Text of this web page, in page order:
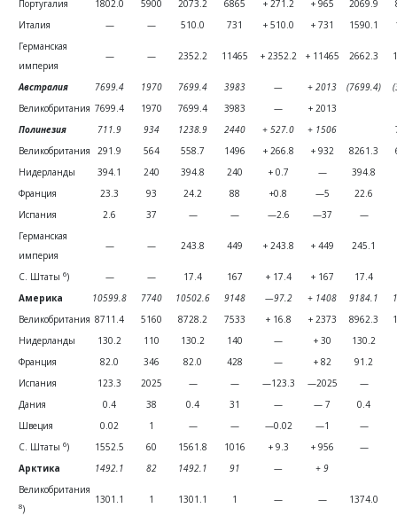
Португалия
1802.0 5900 2073.2 6865 + 271.2 + 965 2069.9
Италия
— — 510.0 731 + 510.0 + 731 1590.1
Германская
империя
— — 2352.2 11465 + 2352.2 + 11465 2662.3
Австралия 7699.4 1970 7699.4 3983 — + 2013 (7699.4)
Великобритания 7699.4 1970 7699.4 3983 —
+ 2013
Полинезия
711.9 934 1238.9 2440 + 527.0 + 1506
Великобритания
291.9 564 558.7 1496 + 266.8 + 932 8261.3
Нидерланды
394.1 240 394.8 240 + 0.7 —
394.8
Франция
23.3 93 24.2 88 +0.8 —5
22.6
Испания
2.6 37 — — —2.6 —37
—
Германская
империя
— — 243.8 449 + 243.8 + 449 245.1
С. Штаты 6) — — 17.4 167 + 17.4 + 167
17.4
Америка
10599.8 7740 10502.6 9148 —97.2 + 1408 9184.1
Великобритания 8711.4 5160 8728.2 7533 + 16.8 + 2373 8962.3
Нидерланды
130.2 110 130.2 140 — + 30
130.2
Франция
82.0 346 82.0 428 — + 82
91.2
Испания
123.3 2025 — — —123.3 —2025
—
Дания
0.4 38 0.4 31 — — 7
0.4
Швеция
0.02 1 — — —0.02 —1
—
С. Штаты 6) 1552.5 60 1561.8 1016 + 9.3 + 956
—
Арктика
1492.1 82 1492.1 91 —
+ 9
Великобритания
8)
1301.1 1 1301.1 1 — — 1374.0